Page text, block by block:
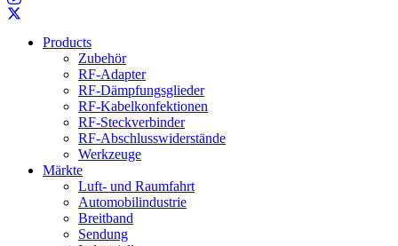
Products
Zubehör
RF-Adapter
RF-Dämpfungsglieder
RF-Kabelkonfektionen
RF-Steckverbinder
RF-Abschlusswiderstände
Werkzeuge
Märkte
Luft- und Raumfahrt
Automobilindustrie
Breitband
Sendung